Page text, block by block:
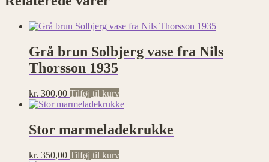
Grå brun Solbjerg vase fra Nils
Thorsson 1935
kr. 300,00 Tilføj til kurv
Stor marmeladekrukke
kr. 350,00 Tilføj til kurv